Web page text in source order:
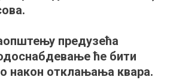
предузећа
ће бити
након отклањања квара.